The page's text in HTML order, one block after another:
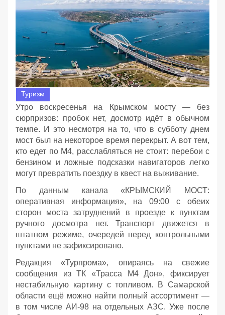
Туризм
Утро воскресенья на Крымском мосту — без
сюрпризов: пробок нет, досмотр идёт в обычном
темпе. И это несмотря на то, что в субботу днем
мост был на некоторое время перекрыт. А вот тем,
кто едет по М4, расслабляться не стоит: перебои с
бензином и ложные подсказки навигаторов легко
могут превратить поездку в квест на выживание.
По данным канала «КРЫМСКИЙ МОСТ:
оперативная информация», на 09:00 с обеих
сторон моста затруднений в проезде к пунктам
ручного досмотра нет. Транспорт движется в
штатном режиме, очередей перед контрольными
пунктами не зафиксировано.
Редакция «Турпрома», опираясь на свежие
сообщения из ТК «Трасса М4 Дон», фиксирует
нестабильную картину с топливом. В Самарской
области ещё можно найти полный ассортимент —
в том числе АИ‑98 на отдельных АЗС. Уже после